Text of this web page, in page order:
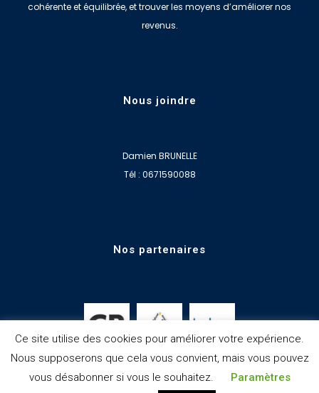
cohérente et équilibrée, et trouver les moyens d’améliorer nos
revenus.
Nous joindre
Damien BRUNELLE
Tél : 0671590088
Nos partenaires
Ce site utilise des cookies pour améliorer votre expérience.
Nous supposerons que cela vous convient, mais vous pouvez
vous désabonner si vous le souhaitez.
Paramètres